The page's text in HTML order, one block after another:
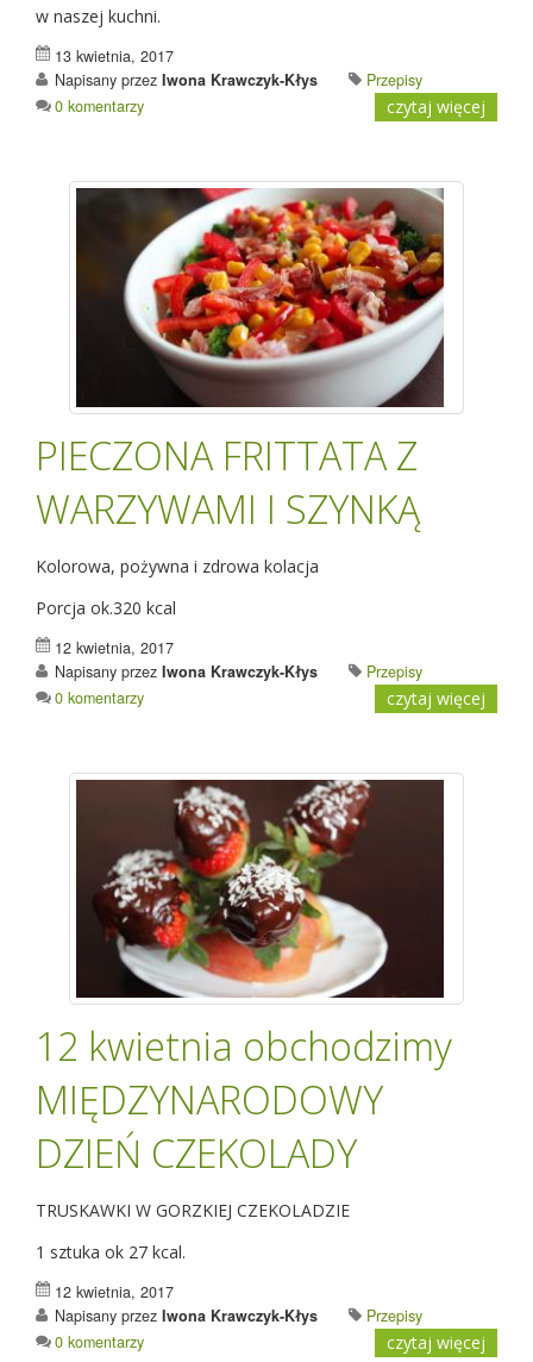
w naszej kuchni.
13 kwietnia, 2017
Napisany przez Iwona Krawczyk-Kłys
Przepisy
0 komentarzy
czytaj więcej
PIECZONA FRITTATA Z
WARZYWAMI I SZYNKĄ
Kolorowa, pożywna i zdrowa kolacja
Porcja ok.320 kcal
12 kwietnia, 2017
Napisany przez Iwona Krawczyk-Kłys
Przepisy
0 komentarzy
czytaj więcej
12 kwietnia obchodzimy
MIĘDZYNARODOWY
DZIEŃ CZEKOLADY
TRUSKAWKI W GORZKIEJ CZEKOLADZIE
1 sztuka ok 27 kcal.
12 kwietnia, 2017
Napisany przez Iwona Krawczyk-Kłys
Przepisy
0 komentarzy
czytaj więcej